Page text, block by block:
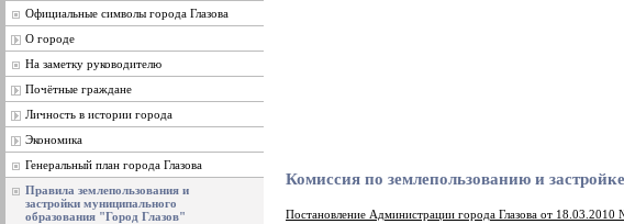
Официальные символы города Глазова
О городе
На заметку руководителю
Почётные граждане
Личность в истории города
Экономика
Генеральный план города Глазова
Правила землепользования и
застройки муниципального
образования "Город Глазов"
Комиссия по землепользованию и
Постановление Администрации города Глазова от 18.03.2010